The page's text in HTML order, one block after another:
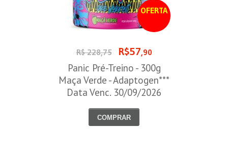
OFERTA
R$ 228,75 R$57,90
Panic Pré-Treino - 300g
Maça Verde - Adaptogen***
Data Venc. 30/09/2026
COMPRAR